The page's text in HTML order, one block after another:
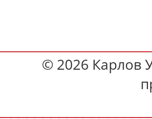
© 2026 Карлов